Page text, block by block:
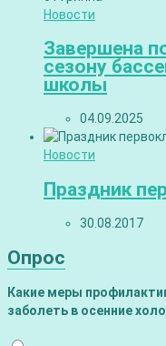
Новости
Завершена
сезону
школы
04.09.2025
Новости
Праздник
30.08.2017
Опрос
Какие меры
заболеть в осенние